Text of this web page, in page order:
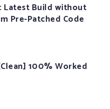
Latest Build without
Pre-Patched Code
100% Worked